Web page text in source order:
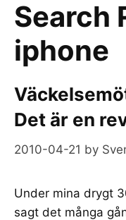
Search
iphone
Det är en
2010-04-21 by
Under mina drygt
sagt det många